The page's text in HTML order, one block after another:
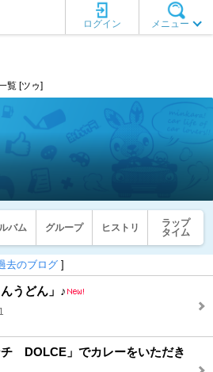
メニュー
ログイン
覧 [ツゥ]
バム グループ ヒストリ
ラップ
タイム
去のブログ ]
うどん」♪
1
チ DOLCE」でカレーをいただき